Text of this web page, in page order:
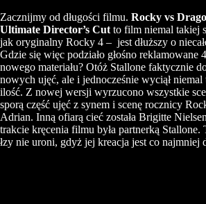
Zacznijmy od długości filmu. Rocky vs
Ultimate Director’s Cut to film niemal takiej
jak oryginalny Rocky 4 – jest dłuższy o
Gdzie się więc podziało głośno reklamowane
nowego materiału? Otóż Stallone faktycznie
nowych ujęć, ale i jednocześnie wyciął niemal
ilość. Z nowej wersji wyrzucono wszystkie
sporą część ujęć z synem i scenę rocznicy
Adrian. Inną ofiarą cieć została Brigitte
trakcie kręcenia filmu była partnerką Stallone.
łzy nie uroni, gdyż jej kreacja jest co najmniej